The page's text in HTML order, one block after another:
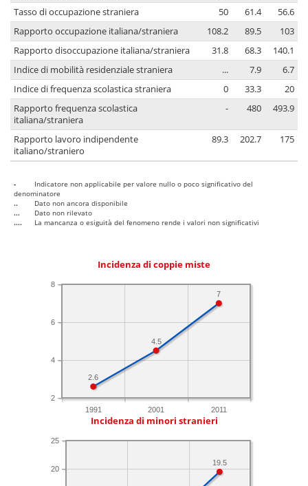
Tasso di occupazione straniera
50 61.4
56.6
Rapporto occupazione italiana/straniera
108.2 89.5
103
Rapporto disoccupazione italiana/straniera
31.8 68.3
140.1
Indice di mobilità residenziale straniera
... 7.9
6.7
Indice di frequenza scolastica straniera
0 33.3
20
Rapporto frequenza scolastica
italiana/straniera
- 480 493.9
Rapporto lavoro indipendente
italiano/straniero
89.3 202.7 175
-
Indicatore non applicabile per valore nullo o poco significativo del
denominatore
..
Dato non ancora disponibile
...
Dato non rilevato
....
La mancanza o esiguità del fenomeno rende i valori non significativi
Incidenza di coppie miste
1991 2001 2011
2
4
6
8
7
4.5
2.6
Incidenza di minori stranieri
20
25
19.5